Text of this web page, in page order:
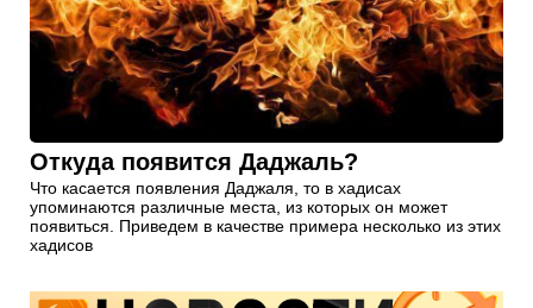
Откуда появится Даджаль?
Что касается появления Даджаля, то в хадисах
упоминаются различные места, из которых он может
появиться. Приведем в качестве примера несколько из этих
хадисов